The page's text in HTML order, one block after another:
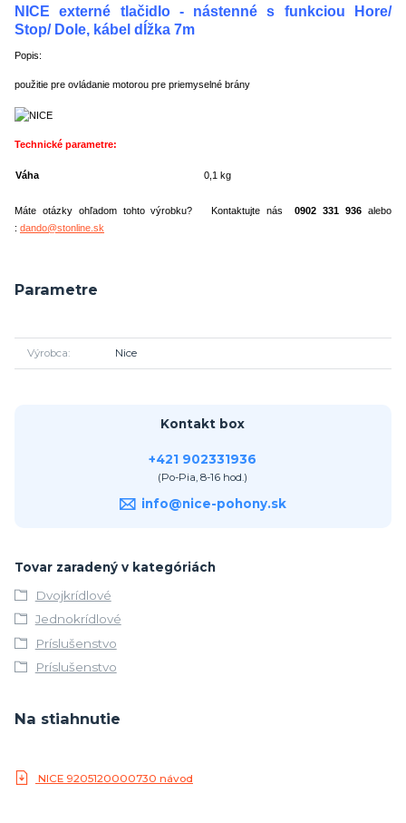
NICE externé tlačidlo - nástennés funkciou Hore/
Stop/ Dole, kábel dĺžka 7m
Popis:
použitie pre ovládanie motorou pre priemyselné brány
Technické parametre:
Váha 0,1 kg
Máte otázky ohľadom tohto výrobku? Kontaktujte nás 0902 331 936 alebo
: dando@stonline.sk
Parametre
Výrobca Nice
Kontakt box
+421 902331936
(Po-Pia, 8-16 hod.)
info@nice-pohony.sk
Tovar zaradený v kategóriách
Dvojkrídlové
Jednokrídlové
Príslušenstvo
Príslušenstvo
Na stiahnutie
NICE 9205120000730 návod